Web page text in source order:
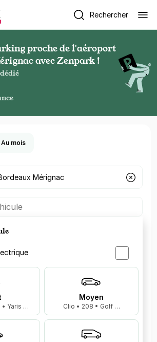
Rechercher
proche de l'aéroport
avec Zenpark !
Au mois
un parking ?
• Yaris …
Moyen
Clio • 208 • Golf …